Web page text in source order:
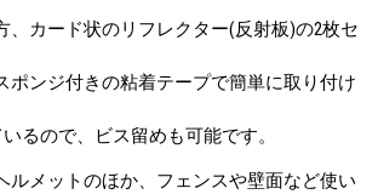
、カード状のリフレクター(反射板)の2枚セ
ポンジ付きの粘着テープで簡単に取り付け
るので、ビス留めも可能です。
ルメットのほか、フェンスや壁面など使い